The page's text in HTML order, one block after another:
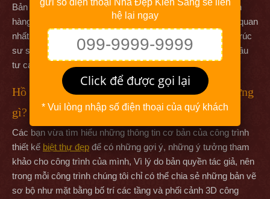
Bản vẽ của công ty được thể hiện rất dễ hiểu, do đó khách
hàng có thể dễ dàng xem và hình dung được 1 cách trực quan
nhất. Trong trường hợp khách hàng xem chưa hiểu, kiến trúc
sư sẽ về gặp trực tiếp để phân tích, hướng dẫn cho chủ đầu
tư cách đọc bản vẽ.
Hồ sơ thiết kế biệt thự của Kiến Sang gồm những
gì?
Các bạn vừa tìm hiểu những thông tin cơ bản của công trình
thiết kế biệt thự đẹp để có những gợi ý, những ý tưởng tham
khảo cho công trình của mình, Vì lý do bản quyền tác giả, nên
trong mỗi công trình chúng tôi chỉ có thể chia sẻ những bản vẽ
sơ bộ như mặt bằng bố trí các tầng và phối cảnh 3D công
gửi số điện thoại Nhà Đẹp Kiến Sang sẽ liên
hệ lại ngay
Click để được gọi lại
* Vui lòng nhập số điện thoại của quý khách